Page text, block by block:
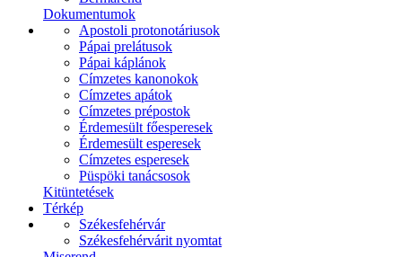
Dokumentumok
Apostoli protonotáriusok
Pápai prelátusok
Pápai káplánok
Címzetes kanonokok
Címzetes apátok
Címzetes prépostok
Érdemesült főesperesek
Érdemesült esperesek
Címzetes esperesek
Püspöki tanácsosok
Kitüntetések
Térkép
Székesfehérvár
Székesfehérvárit nyomtat